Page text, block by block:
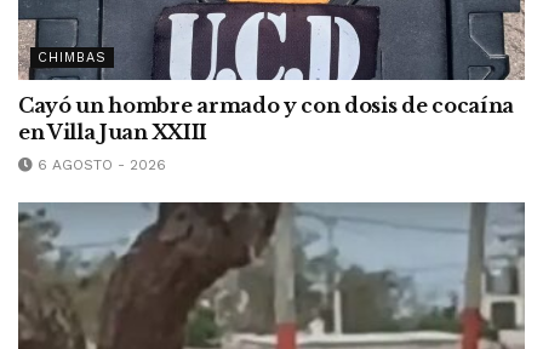
CHIMBAS
Cayó un hombre armado y con dosis de cocaína
en Villa Juan XXIII
6 AGOSTO - 2026